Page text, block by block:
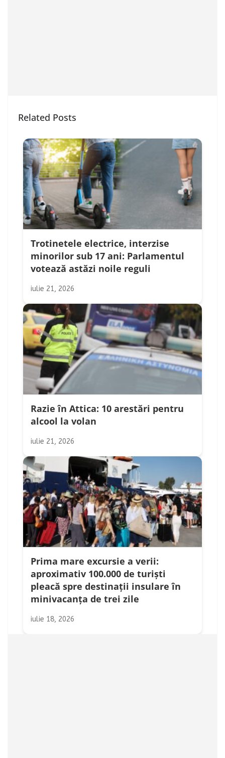
Related Posts
Trotinetele electrice, interzise
minorilor sub 17 ani: Parlamentul
votează astăzi noile reguli
iulie 21, 2026
Razie în Attica: 10 arestări pentru
alcool la volan
iulie 21, 2026
Prima mare excursie a verii:
aproximativ 100.000 de turiști
pleacă spre destinații insulare în
minivacanța de trei zile
iulie 18, 2026